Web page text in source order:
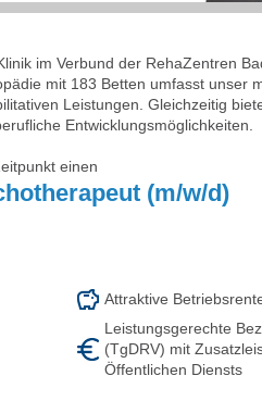
im Verbund der RehaZentren
mit 183 Betten umfasst unser
Leistungen. Gleichzeitig
Entwicklungsmöglichkeiten.
einen
(m/w/d)
Attraktive
Leistungsgerechte
(TgDRV) mit
Öffentlichen Diensts